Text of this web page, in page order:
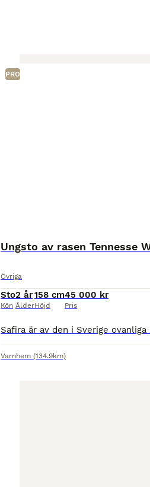
PRO
Ungsto av rasen Tennesse
Övriga
Sto
Kön
2 år
Ålder
158 cm
Höjd
45 000 kr
Pris
Varnhem (134.9km)